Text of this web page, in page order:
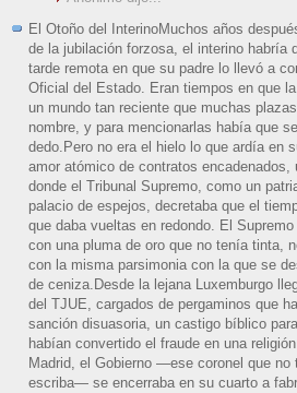
El Otoño del InterinoMuchos años
de la jubilación forzosa, el interino habría
tarde remota en que su padre lo llevó a
Oficial del Estado. Eran tiempos en que
un mundo tan reciente que muchas
nombre, y para mencionarlas había que
dedo.Pero no era el hielo lo que ardía en
amor atómico de contratos encadenados,
donde el Tribunal Supremo, como un
palacio de espejos, decretaba que el
que daba vueltas en redondo. El
con una pluma de oro que no tenía tinta,
con la misma parsimonia con la que se
de ceniza.Desde la lejana Luxemburgo
del TJUE, cargados de pergaminos que
sanción disuasoria, un castigo bíblico
habían convertido el fraude en una
Madrid, el Gobierno —ese coronel que no
escriba— se encerraba en su cuarto a